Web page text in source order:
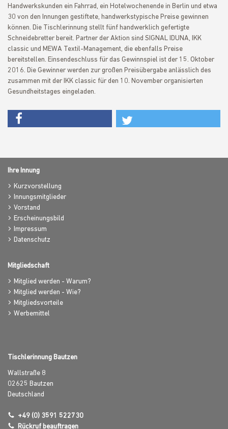
Handwerkskunden ein Fahrrad, ein Hotelwochenende in Berlin und etwa
30 von den Innungen gestiftete, handwerkstypische Preise gewinnen
können. Die Tischlerinnung stellt fünf handwerklich gefertigte
Schneidebretter bereit. Partner der Aktion sind SIGNAL IDUNA, IKK
classic und MEWA Textil-Management, die ebenfalls Preise
bereitstellen. Einsendeschluss für das Gewinnspiel ist der 15. Oktober
2016. Die Gewinner werden zur großen Preisübergabe anlässlich des
zusammen mit der IKK classic für den 10. November organisierten
Gesundheitstages eingeladen.
Ihre Innung
Kurzvorstellung
Innungsmitglieder
Vorstand
Erscheinungsbild
Impressum
Datenschutz
Mitgliedschaft
Mitglied werden - Warum?
Mitglied werden - Wie?
Mitgliedsvorteile
Werbemittel
Tischlerinnung Bautzen
Wallstraße 8
02625 Bautzen
Deutschland
+49 (0) 3591 522730
Rückruf beauftragen